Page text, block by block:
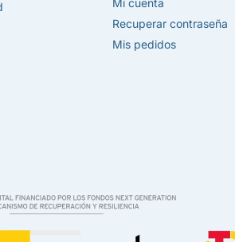
Mi cuenta
Recuperar contraseña
Mis pedidos